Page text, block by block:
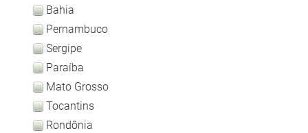
Bahia
Pernambuco
Sergipe
Paraíba
Mato Grosso
Tocantins
Rondônia